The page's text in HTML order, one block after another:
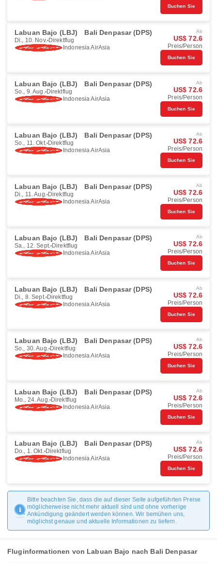
Buchen Sie
Labuan Bajo (LBJ) Bali Denpasar (DPS)
Di., 10. Nov. Direktflug
Indonesia AirAsia
Ab
US$ 72.6
Preis/Person
Buchen Sie
Labuan Bajo (LBJ) Bali Denpasar (DPS)
So., 9. Aug. Direktflug
Indonesia AirAsia
Ab
US$ 72.6
Preis/Person
Buchen Sie
Labuan Bajo (LBJ) Bali Denpasar (DPS)
So., 11. Okt. Direktflug
Indonesia AirAsia
Ab
US$ 72.6
Preis/Person
Buchen Sie
Labuan Bajo (LBJ) Bali Denpasar (DPS)
Di., 11. Aug. Direktflug
Indonesia AirAsia
Ab
US$ 72.6
Preis/Person
Buchen Sie
Labuan Bajo (LBJ) Bali Denpasar (DPS)
Sa., 12. Sept. Direktflug
Indonesia AirAsia
Ab
US$ 72.6
Preis/Person
Buchen Sie
Labuan Bajo (LBJ) Bali Denpasar (DPS)
Di., 8. Sept. Direktflug
Indonesia AirAsia
Ab
US$ 72.6
Preis/Person
Buchen Sie
Labuan Bajo (LBJ) Bali Denpasar (DPS)
So., 30. Aug. Direktflug
Indonesia AirAsia
Ab
US$ 72.6
Preis/Person
Buchen Sie
Labuan Bajo (LBJ) Bali Denpasar (DPS)
Mo., 24. Aug. Direktflug
Indonesia AirAsia
Ab
US$ 72.6
Preis/Person
Buchen Sie
Labuan Bajo (LBJ) Bali Denpasar (DPS)
Do., 1. Okt. Direktflug
Indonesia AirAsia
Ab
US$ 72.6
Preis/Person
Buchen Sie
Bitte beachten Sie, dass die auf dieser Seite aufgeführten Preise
möglicherweise nicht mehr aktuell sind und ohne vorherige
Ankündigung geändert werden können. Wir bemühen uns,
möglichst genaue und aktuelle Informationen zu liefern.
Fluginformationen von Labuan Bajo nach Bali Denpasar